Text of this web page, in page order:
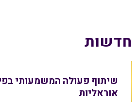
חדשות
שיתוף פעולה המשמעותי
אוראליות